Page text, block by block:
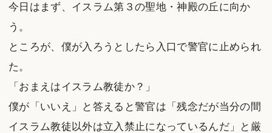
今日はまず、イスラム第３の聖地・神殿の丘に向か
う。
ところが、僕が入ろうとしたら入口で警官に止められ
た。
「おまえはイスラム教徒か？」
僕が「いいえ」と答えると警官は「残念だが当分の間
イスラム教徒以外は立入禁止になっているんだ」と厳